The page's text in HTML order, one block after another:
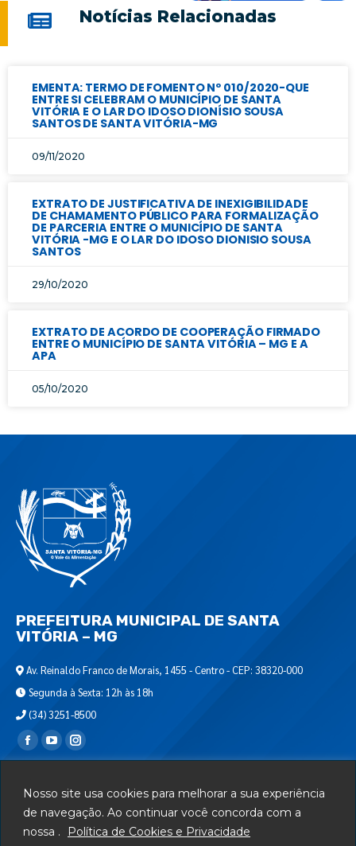
Nosso site usa cookies para melhorar a sua experiência
de navegação. Ao continuar você concorda com a
nossa .
Política de Cookies e Privacidade
Notícias Relacionadas
EMENTA: TERMO DE FOMENTO Nº 010/2020-QUE
ENTRE SI CELEBRAM O MUNICÍPIO DE SANTA
VITÓRIA E O LAR DO IDOSO DIONÍSIO SOUSA
SANTOS DE SANTA VITÓRIA-MG
09/11/2020
EXTRATO DE JUSTIFICATIVA DE INEXIGIBILIDADE
DE CHAMAMENTO PÚBLICO PARA FORMALIZAÇÃO
DE PARCERIA ENTRE O MUNICÍPIO DE SANTA
VITÓRIA -MG E O LAR DO IDOSO DIONISIO SOUSA
SANTOS
29/10/2020
EXTRATO DE ACORDO DE COOPERAÇÃO FIRMADO
ENTRE O MUNICÍPIO DE SANTA VITÓRIA – MG E A
APA
05/10/2020
PREFEITURA MUNICIPAL DE SANTA
VITÓRIA – MG
Av. Reinaldo Franco de Morais, 1455 - Centro - CEP: 38320-000
Segunda à Sexta: 12h às 18h
(34) 3251-8500
Encontre-nos em:
Departamento de T.I.
Serviços